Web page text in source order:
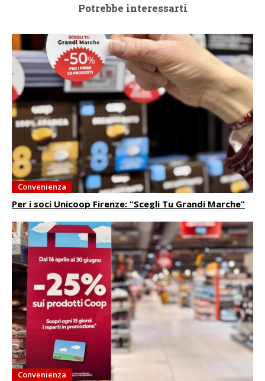
Potrebbe interessarti
Convenienza
Per i soci Unicoop Firenze: “Scegli Tu Grandi Marche”
Convenienza